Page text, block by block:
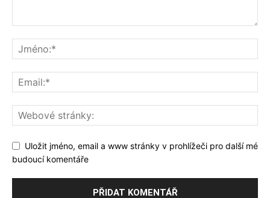
Uložit jméno, email a www stránky v prohlížeči pro další mé
budoucí komentáře